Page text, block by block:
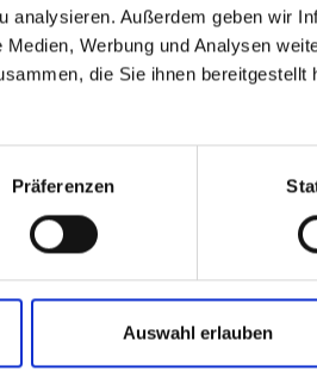
analysieren. Außerdem geben wir
Werbung und Analysen
die Sie ihnen
Präferenzen
Auswahl erlauben